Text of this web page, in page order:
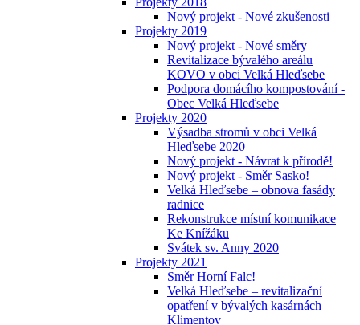
Nový projekt - Nové zkušenosti
Projekty 2019
Nový projekt - Nové směry
Revitalizace bývalého areálu
KOVO v obci Velká Hleďsebe
Podpora domácího kompostování -
Obec Velká Hleďsebe
Projekty 2020
Výsadba stromů v obci Velká
Hleďsebe 2020
Nový projekt - Návrat k přírodě!
Nový projekt - Směr Sasko!
Velká Hleďsebe – obnova fasády
radnice
Rekonstrukce místní komunikace
Ke Knížáku
Svátek sv. Anny 2020
Projekty 2021
Směr Horní Falc!
Velká Hleďsebe – revitalizační
opatření v bývalých kasárnách
Klimentov